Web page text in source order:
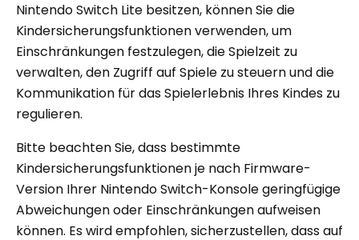
Nintendo Switch Lite besitzen, können Sie die
Kindersicherungsfunktionen verwenden, um
Einschränkungen festzulegen, die Spielzeit zu
verwalten, den Zugriff auf Spiele zu steuern und die
Kommunikation für das Spielerlebnis Ihres Kindes zu
regulieren.
Bitte beachten Sie, dass bestimmte
Kindersicherungsfunktionen je nach Firmware-
Version Ihrer Nintendo Switch-Konsole geringfügige
Abweichungen oder Einschränkungen aufweisen
können. Es wird empfohlen, sicherzustellen, dass auf